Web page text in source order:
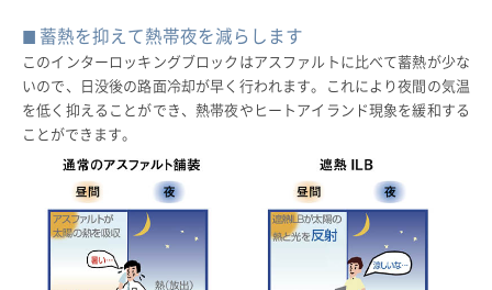
蓄熱を抑えて熱帯夜を減らします
このインターロッキングブロックはアスファルトに比べて蓄熱が少な
いので、日没後の路面冷却が早く行われます。これにより夜間の気温
を低く抑えることができ、熱帯夜やヒートアイランド現象を緩和する
ことができます。